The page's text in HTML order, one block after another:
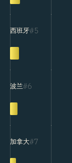
5
西班牙
6
波兰
7
加拿大